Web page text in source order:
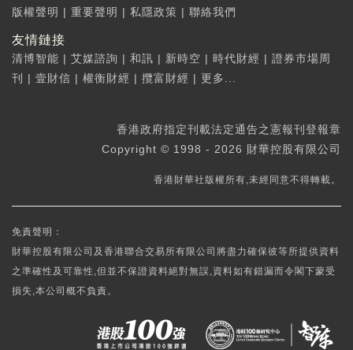
版權聲明 | 重要聲明 | 私隱政策 | 聯絡我們
友情鏈接
清博智能 | 艾媒諮詢 | 和訊 | 新時空 | 時代財經 | 證券市場周
刊
| 壹財信 | 權衡財經 | 攬富財經 | 更多...
香港政府指定刊載法定通告之憲報刊登報章
Copyright © 1998 - 2026 財華控股有限公司
香港財華社版權所有,未經同意不得轉載。
免責聲明：
財華控股有限公司及香港聯合交易所有限公司將盡力確保彼等所提供資料
之準確性及可靠性,但並不保證資料絕對無誤,資料如有錯漏而令閣下蒙受
損失,本公司概不負責。